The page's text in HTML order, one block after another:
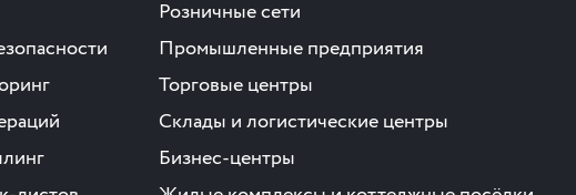
Розничные сети
Промышленные предприятия
Торговые центры
Склады и логистические центры
Бизнес-центры